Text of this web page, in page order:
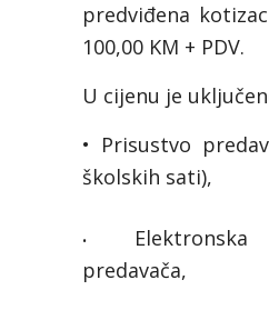
predviđena
100,00 KM + PDV.
U cijenu je
• Prisustvo
školskih sati),
•
predavača,